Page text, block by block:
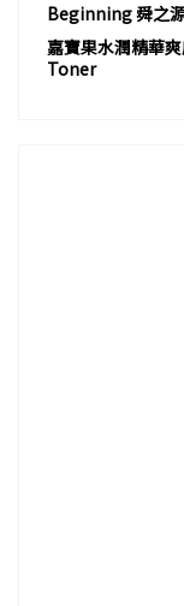
Beginning 舜之
嘉寶果水潤精華
Toner